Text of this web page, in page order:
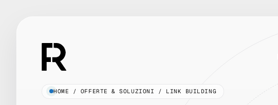
HOME / OFFERTE & SOLUZIONI / LINK BUILDING